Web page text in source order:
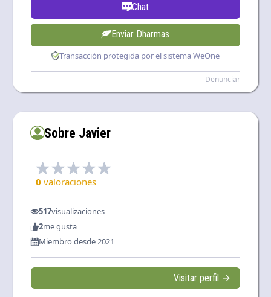
Chat
Enviar Dharmas
Transacción protegida por el sistema WeOne
Denunciar
Sobre Javier
0 valoraciones
517visualizaciones
2me gusta
Miembro desde 2021
Visitar perfil →